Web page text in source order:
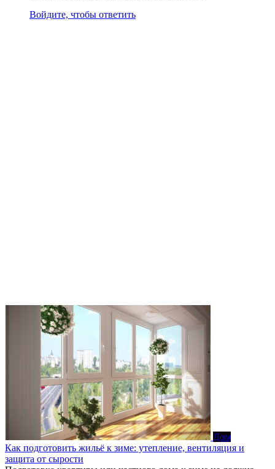
Войдите, чтобы ответить
Дом
Как подготовить жильё к зиме: утепление, вентиляция и
защита от сырости